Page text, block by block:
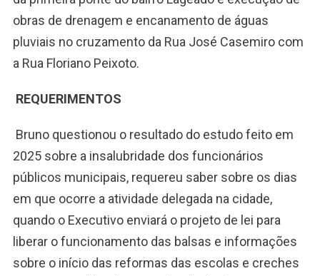
obras de drenagem e encanamento de águas
pluviais no cruzamento da Rua José Casemiro com
a Rua Floriano Peixoto.
REQUERIMENTOS
Bruno questionou o resultado do estudo feito em
2025 sobre a insalubridade dos funcionários
públicos municipais, requereu saber sobre os dias
em que ocorre a atividade delegada na cidade,
quando o Executivo enviará o projeto de lei para
liberar o funcionamento das balsas e informações
sobre o início das reformas das escolas e creches